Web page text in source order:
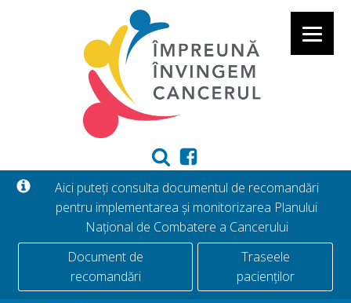
Aici puteți consulta documentul de recomandări
pentru implementarea și monitorizarea Planului
Național de Combatere a Cancerului
Document de
recomandări
Traseele
pacienților